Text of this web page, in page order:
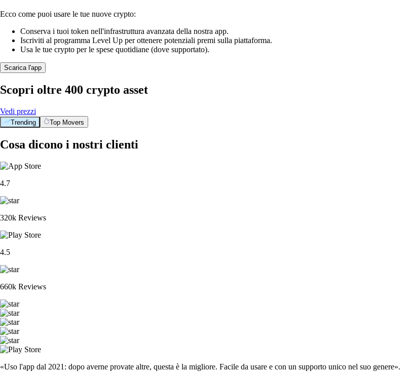
Ecco come puoi usare le tue nuove crypto:
Conserva i tuoi token nell'infrastruttura avanzata della nostra app.
Iscriviti al programma Level Up per ottenere potenziali premi sulla piattaforma.
Usa le tue crypto per le spese quotidiane (dove supportato).
Scarica l'app
Scopri oltre 400 crypto asset
Vedi prezzi
Trending Top Movers
Cosa dicono i nostri clienti
4.7
320k Reviews
4.5
660k Reviews
«Uso l'app dal 2021: dopo averne provate altre, questa è la migliore. Facile da usare e con un supporto unico nel suo genere».